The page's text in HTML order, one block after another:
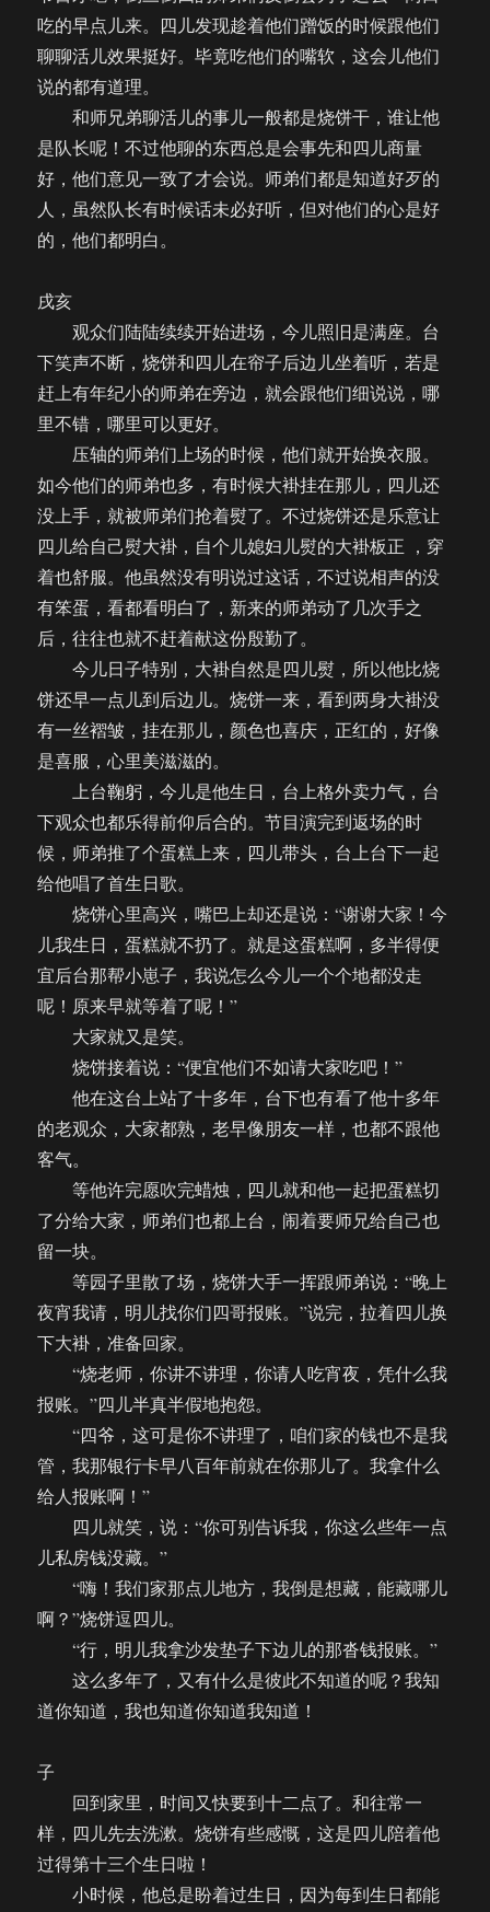
吃的早点儿来。四儿发现趁着他们蹭饭的时候跟他们
聊聊活儿效果挺好。毕竟吃他们的嘴软，这会儿他们
说的都有道理。
和师兄弟聊活儿的事儿一般都是烧饼干，谁让他
是队长呢！不过他聊的东西总是会事先和四儿商量
好，他们意见一致了才会说。师弟们都是知道好歹的
人，虽然队长有时候话未必好听，但对他们的心是好
的，他们都明白。
戌亥
观众们陆陆续续开始进场，今儿照旧是满座。台
下笑声不断，烧饼和四儿在帘子后边儿坐着听，若是
赶上有年纪小的师弟在旁边，就会跟他们细说说，哪
里不错，哪里可以更好。
压轴的师弟们上场的时候，他们就开始换衣服。
如今他们的师弟也多，有时候大褂挂在那儿，四儿还
没上手，就被师弟们抢着熨了。不过烧饼还是乐意让
四儿给自己熨大褂，自个儿媳妇儿熨的大褂板正 ，穿
着也舒服。他虽然没有明说过这话，不过说相声的没
有笨蛋，看都看明白了，新来的师弟动了几次手之
后，往往也就不赶着献这份殷勤了。
今儿日子特别，大褂自然是四儿熨，所以他比烧
饼还早一点儿到后边儿。烧饼一来，看到两身大褂没
有一丝褶皱，挂在那儿，颜色也喜庆，正红的，好像
是喜服，心里美滋滋的。
上台鞠躬，今儿是他生日，台上格外卖力气，台
下观众也都乐得前仰后合的。节目演完到返场的时
候，师弟推了个蛋糕上来，四儿带头，台上台下一起
给他唱了首生日歌。
烧饼心里高兴，嘴巴上却还是说：“谢谢大家！今
儿我生日，蛋糕就不扔了。就是这蛋糕啊，多半得便
宜后台那帮小崽子，我说怎么今儿一个个地都没走
呢！原来早就等着了呢！”
大家就又是笑。
烧饼接着说：“便宜他们不如请大家吃吧！”
他在这台上站了十多年，台下也有看了他十多年
的老观众，大家都熟，老早像朋友一样，也都不跟他
客气。
等他许完愿吹完蜡烛，四儿就和他一起把蛋糕切
了分给大家，师弟们也都上台，闹着要师兄给自己也
留一块。
等园子里散了场，烧饼大手一挥跟师弟说：“晚上
夜宵我请，明儿找你们四哥报账。”说完，拉着四儿换
下大褂，准备回家。
“烧老师，你讲不讲理，你请人吃宵夜，凭什么我
报账。”四儿半真半假地抱怨。
“四爷，这可是你不讲理了，咱们家的钱也不是我
管，我那银行卡早八百年前就在你那儿了。我拿什么
给人报账啊！”
四儿就笑，说：“你可别告诉我，你这么些年一点
儿私房钱没藏。”
“嗨！我们家那点儿地方，我倒是想藏，能藏哪儿
啊？”烧饼逗四儿。
“行，明儿我拿沙发垫子下边儿的那沓钱报账。”
这么多年了，又有什么是彼此不知道的呢？我知
道你知道，我也知道你知道我知道！
子
回到家里，时间又快要到十二点了。和往常一
样，四儿先去洗漱。烧饼有些感慨，这是四儿陪着他
过得第十三个生日啦！
小时候，他总是盼着过生日，因为每到生日都能